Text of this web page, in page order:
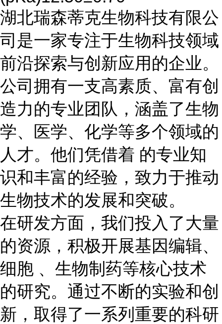
湖北瑞森蒂克生物科技有限公
司是一家专注于生物科技领域
前沿探索与创新应用的企业。
公司拥有一支高素质、富有创
造力的专业团队，涵盖了生物
学、医学、化学等多个领域的
人才。他们凭借着 的专业知
识和丰富的经验，致力于推动
生物技术的发展和突破。
在研发方面，我们投入了大量
的资源，积极开展基因编辑、
细胞 、生物制药等核心技术
的研究。通过不断的实验和创
新，取得了一系列重要的科研